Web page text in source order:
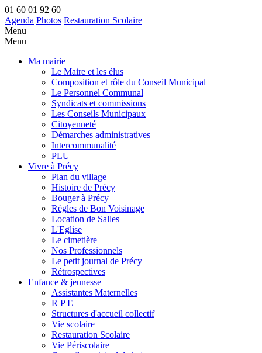
01 60 01 92 60
Agenda Photos Restauration Scolaire
Menu
Menu
Ma mairie
Le Maire et les élus
Composition et rôle du Conseil Municipal
Le Personnel Communal
Syndicats et commissions
Les Conseils Municipaux
Citoyenneté
Démarches administratives
Intercommunalité
PLU
Vivre à Précy
Plan du village
Histoire de Précy
Bouger à Précy
Règles de Bon Voisinage
Location de Salles
L'Eglise
Le cimetière
Nos Professionnels
Le petit journal de Précy
Rétrospectives
Enfance & jeunesse
Assistantes Maternelles
R P E
Structures d'accueil collectif
Vie scolaire
Restauration Scolaire
Vie Périscolaire